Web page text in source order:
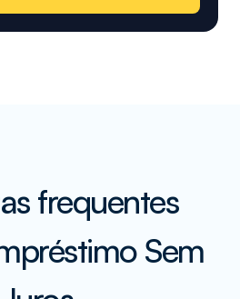
frequentes
Sem